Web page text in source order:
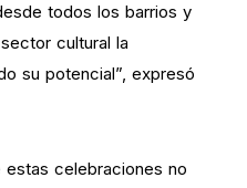
todos los barrios y
cultural la
su potencial”, expresó
celebraciones no